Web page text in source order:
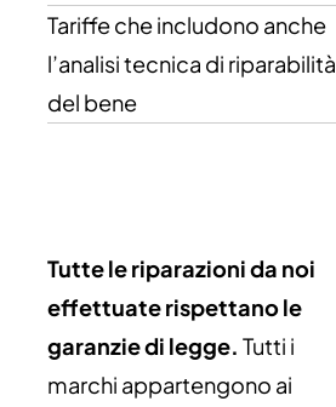
Tariffe che includono anche
l’analisi tecnica di riparabilità
del bene
Tutte le riparazioni da noi
effettuate rispettano le
garanzie di legge.Tutti i
marchi appartengono ai